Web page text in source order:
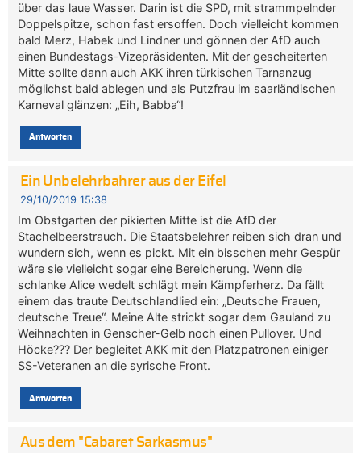
über das laue Wasser. Darin ist die SPD, mit strammpelnder
Doppelspitze, schon fast ersoffen. Doch vielleicht kommen
bald Merz, Habek und Lindner und gönnen der AfD auch
einen Bundestags-Vizepräsidenten. Mit der gescheiterten
Mitte sollte dann auch AKK ihren türkischen Tarnanzug
möglichst bald ablegen und als Putzfrau im saarländischen
Karneval glänzen: „Eih, Babba“!
Antworten
Ein Unbelehrbahrer aus der Eifel
29/10/2019 15:38
Im Obstgarten der pikierten Mitte ist die AfD der
Stachelbeerstrauch. Die Staatsbelehrer reiben sich dran und
wundern sich, wenn es pickt. Mit ein bisschen mehr Gespür
wäre sie vielleicht sogar eine Bereicherung. Wenn die
schlanke Alice wedelt schlägt mein Kämpferherz. Da fällt
einem das traute Deutschlandlied ein: „Deutsche Frauen,
deutsche Treue“. Meine Alte strickt sogar dem Gauland zu
Weihnachten in Genscher-Gelb noch einen Pullover. Und
Höcke??? Der begleitet AKK mit den Platzpatronen einiger
SS-Veteranen an die syrische Front.
Antworten
Aus dem "Cabaret Sarkasmus"